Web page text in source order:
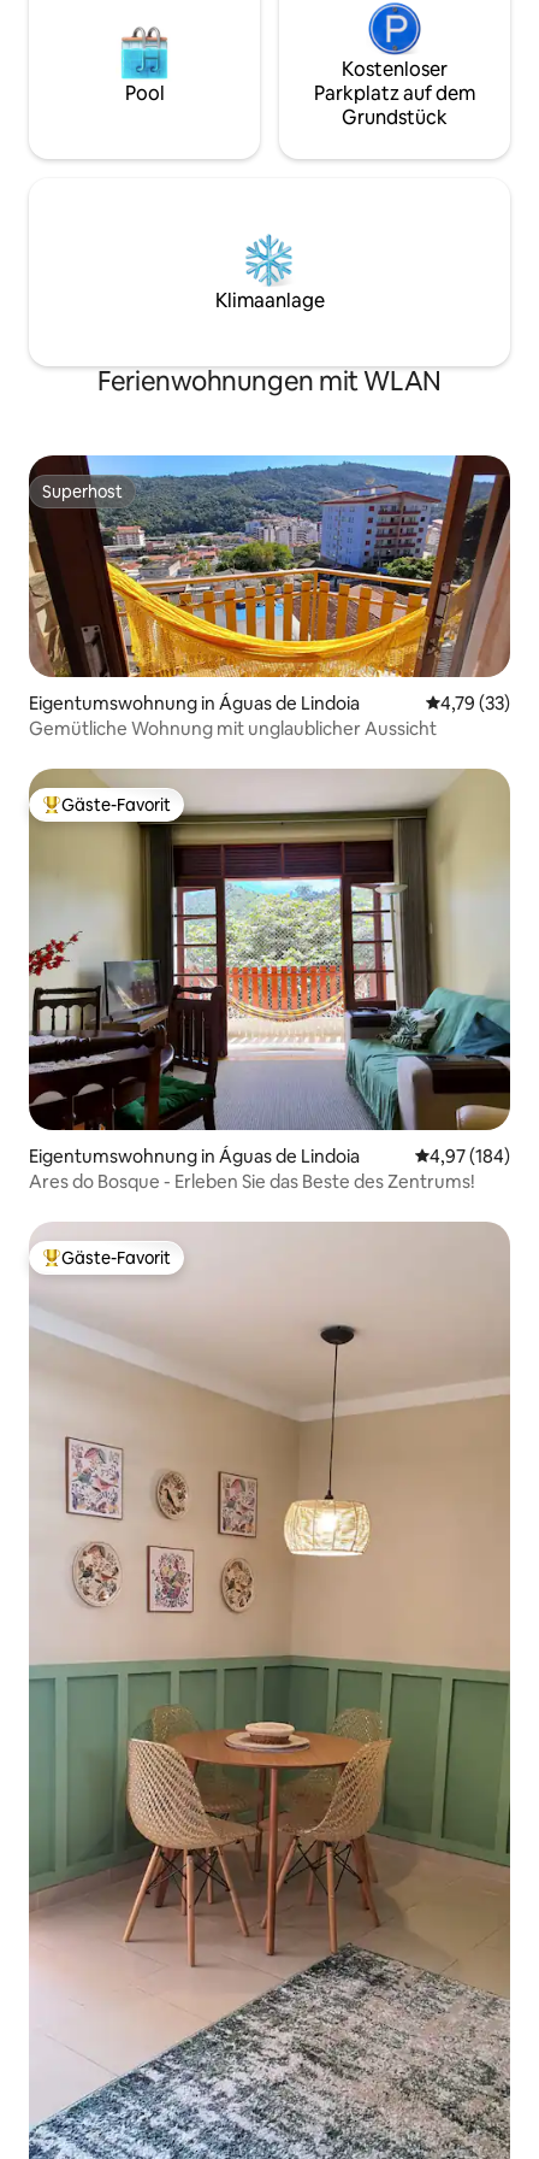
Pool
Kostenloser
Parkplatz auf dem
Grundstück
Klimaanlage
Ferienwohnungen mit WLAN
Superhost
Superhost
Eigentumswohnung in Águas de Lindoia
4,79 (33)
Gemütliche Wohnung mit unglaublicher Aussicht
Beliebter Gäste-Favorit.
Gäste-Favorit
Eigentumswohnung in Águas de Lindoia
4,97 (184)
Ares do Bosque - Erleben Sie das Beste des Zentrums!
Beliebter Gäste-Favorit.
Gäste-Favorit